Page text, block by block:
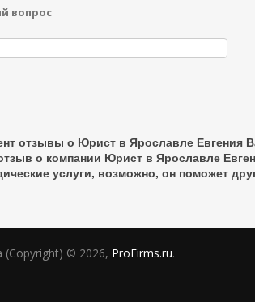
Я спамер
вопрос
отзывы о Юрист в Ярославле Евгения
о компании Юрист в Ярославле
услуги, возможно, он поможет
(Copyright) © 2026, ProFirms.ru.